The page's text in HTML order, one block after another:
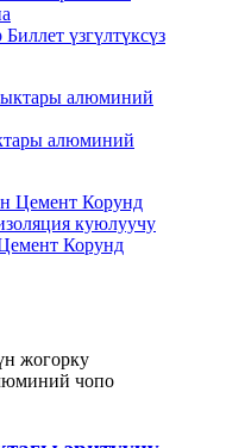
үзгүлтүксүз
алюминий
Корунд